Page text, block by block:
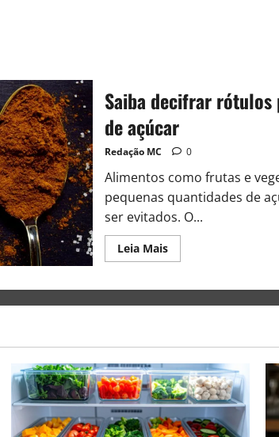
Saiba decifrar
de açúcar
Redação MC 0
Alimentos como frutas e
pequenas quantidades de
ser evitados. O...
Leia Mais